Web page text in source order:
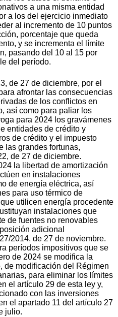
a una misma entidad
a los del ejercicio inmediato
al incremento de 10 puntos
porcentaje que queda
y se incrementa el límite
pasando del 10 al 15 por
del período.
de 27 de diciembre, por el
afrontar las consecuencias
de los conflictos en
así como para paliar los
para 2024 los gravámenes
entidades de crédito y
de crédito y el impuesto
las grandes fortunas,
de 27 de diciembre.
la libertad de amortización
en instalaciones
de energía eléctrica, así
para uso térmico de
utilicen energía procedente
instalaciones que
de fuentes no renovables
adicional
2014, de 27 de noviembre.
períodos impositivos que se
de 2024 se modifica la
de modificación del Régimen
para eliminar los límites
el artículo 29 de esta ley y,
con las inversiones
el apartado 11 del artículo 27
julio.